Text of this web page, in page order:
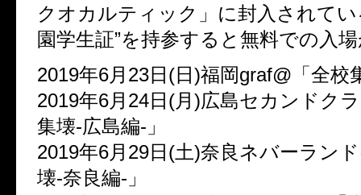
クオカルティック」に封入されてい
園学生証”を持参すると無料での入
2019年6月23日(日)福岡graf@「全校
2019年6月24日(月)広島セカンドク
集壊-広島編-」
2019年6月29日(土)奈良ネバーラン
壊-奈良編-」